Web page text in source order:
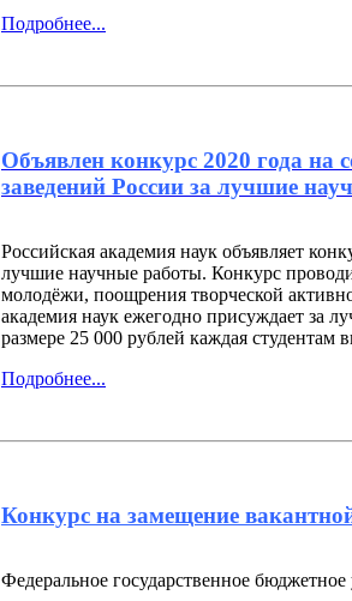
Подробнее...
Объявлен конкурс 2020 года
заведений России за лучшие
Российская академия наук объявляет
лучшие научные работы. Конкурс
молодёжи, поощрения творческой
академия наук ежегодно присуждает за
размере 25 000 рублей каждая
Подробнее...
Конкурс на замещение
Федеральное государственное